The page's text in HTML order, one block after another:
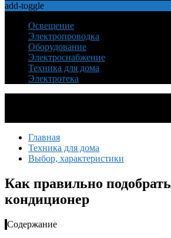
add-toggle
Освещение
Электропроводка
Оборудование
Электроснабжение
Техника для дома
Электротека
Главная
Техника для дома
Выбор, характеристики
Как правильно подобрать
кондиционер
Содержание